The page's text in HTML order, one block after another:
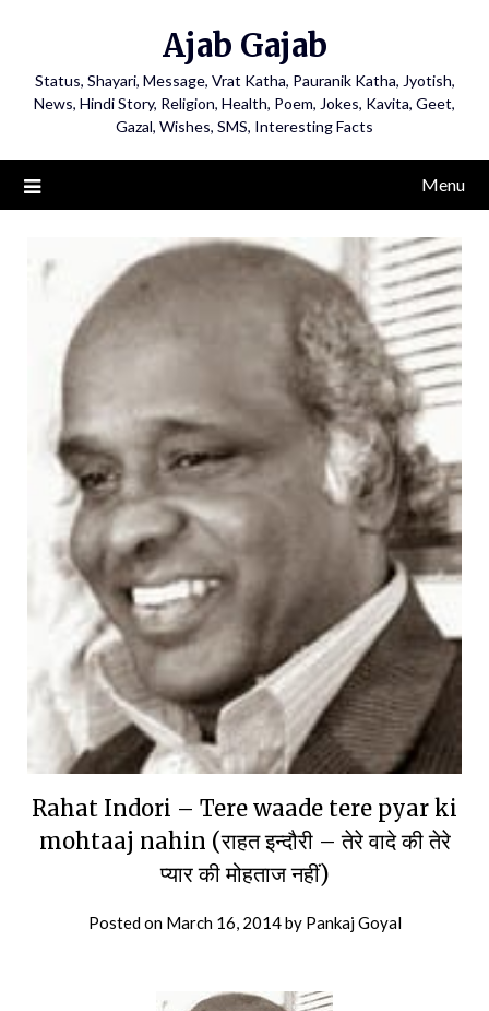
Ajab Gajab
Status, Shayari, Message, Vrat Katha, Pauranik Katha, Jyotish,
News, Hindi Story, Religion, Health, Poem, Jokes, Kavita, Geet,
Gazal, Wishes, SMS, Interesting Facts
Menu
Rahat Indori – Tere waade tere pyar ki
mohtaaj nahin (राहत इन्दौरी – तेरे वादे की तेरे
प्यार की मोहताज नहीं)
Posted on March 16, 2014by Pankaj Goyal